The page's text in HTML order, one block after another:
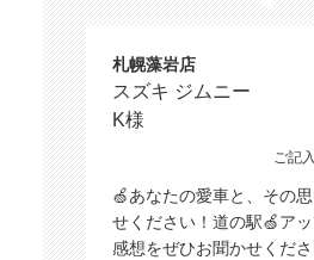
札幌藻岩店
スズキ ジムニー
K様
ご記
🍏あなたの愛車と、その
せください！道の駅🍏ア
感想をぜひお聞かせくだ